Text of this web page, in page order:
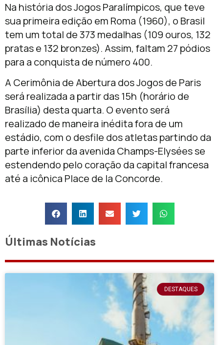
Na história dos Jogos Paralímpicos, que teve
sua primeira edição em Roma (1960), o Brasil
tem um total de 373 medalhas (109 ouros, 132
pratas e 132 bronzes). Assim, faltam 27 pódios
para a conquista de número 400.
A Cerimônia de Abertura dos Jogos de Paris
será realizada a partir das 15h (horário de
Brasília) desta quarta. O evento será
realizado de maneira inédita fora de um
estádio, com o desfile dos atletas partindo da
parte inferior da avenida Champs-Elysées se
estendendo pelo coração da capital francesa
até a icônica Place de la Concorde.
Últimas Notícias
DESTAQUES